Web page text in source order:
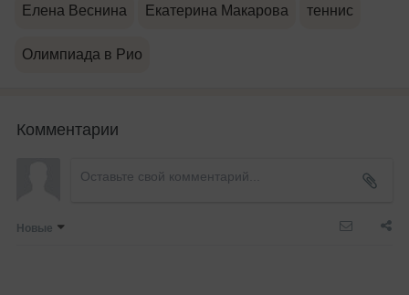
Елена Веснина Екатерина Макарова теннис
Олимпиада в Рио
Комментарии
Новые